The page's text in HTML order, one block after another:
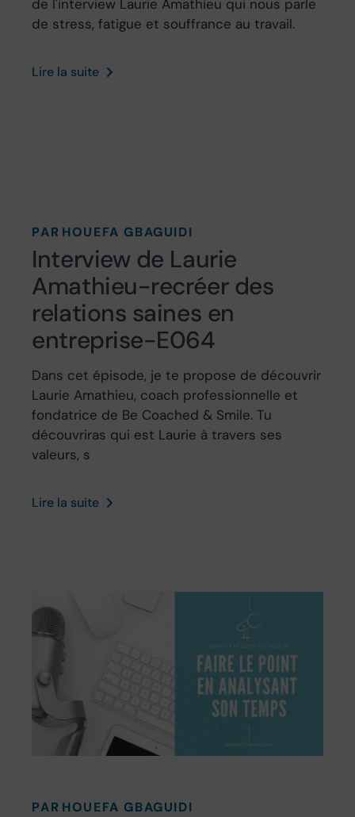
de l'interview Laurie Amathieu qui nous parle
de stress, fatigue et souffrance au travail.
Lire la suite
PAR HOUEFA GBAGUIDI
Interview de Laurie
Amathieu-recréer des
relations saines en
entreprise-E064
Dans cet épisode, je te propose de découvrir
Laurie Amathieu, coach professionnelle et
fondatrice de Be Coached & Smile. Tu
découvriras qui est Laurie à travers ses
valeurs, s
Lire la suite
PAR HOUEFA GBAGUIDI